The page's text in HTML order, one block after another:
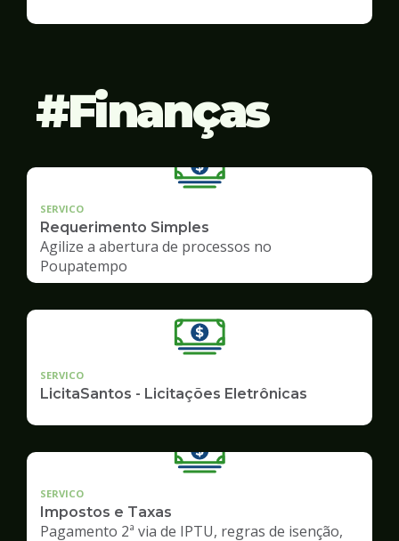
Finanças
SERVICO
Requerimento Simples
Agilize a abertura de processos no
Poupatempo
SERVICO
LicitaSantos - Licitações Eletrônicas
SERVICO
Impostos e Taxas
Pagamento 2ª via de IPTU, regras de isenção,